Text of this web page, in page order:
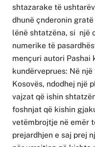
shtazarake të
dhunë çnderonin
lënë shtatzëna, si një
numerike të
mençuri autori Pashai
kundërveprues: Në
Kosovës, ndodhej një
vajzat që ishin
foshnjat që kishin
vetëmbrojtje në emër
prejardhjen e saj prej